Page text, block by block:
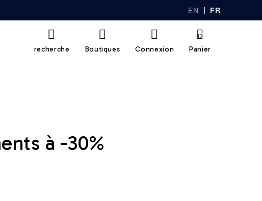
EN FR
recherche Boutiques Connexion Panier
0
à -30%